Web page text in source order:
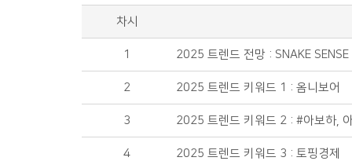
차시
1 2025 트렌드 전망 : SNAKE SENSE
2 2025 트렌드 키워드 1 : 옴니보어
3 2025 트렌드 키워드 2 : #아보하,
4 2025 트렌드 키워드 3 : 토핑경제